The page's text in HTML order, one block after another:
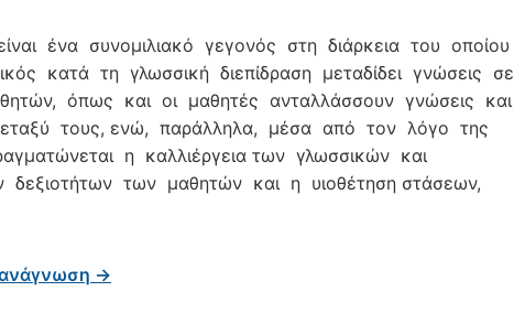
ένα συνομιλιακό γεγονός στη διάρκεια του οποίου
κατά τη γλωσσική διεπίδραση μεταδίδει γνώσεις σε
όπως και οι μαθητές ανταλλάσσουν γνώσεις και
τους, ενώ, παράλληλα, μέσα από τον λόγο της
η καλλιέργεια των γλωσσικών και
δεξιοτήτων των μαθητών και η υιοθέτηση στάσεων,
ανάγνωση →